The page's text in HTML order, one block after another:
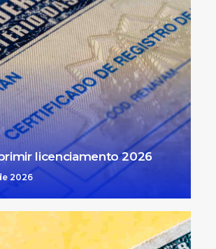
licenciamento 2026
2026